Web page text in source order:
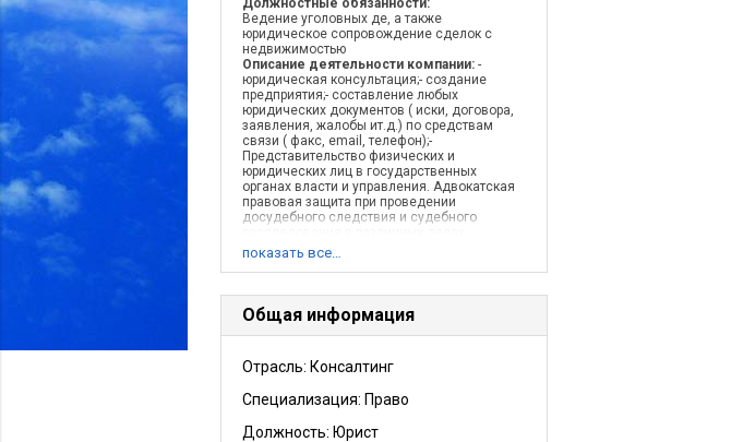
Должностные обязанности:
Ведение уголовных де, а также
юридическое сопровождение сделок с
недвижимостью
Описание деятельности компании: -
юридическая консультация;- создание
предприятия;- составление любых
юридических документов ( иски, договора,
заявления, жалобы ит.д.) по средствам
связи ( факс, email, телефон);-
Представительство физических и
юридических лиц в государственных
органах власти и управления. Адвокатская
правовая защита при проведении
досудебного следствия и судебного
Ведение гражданских, уголовных,
материального ущерба по вышеуказанным
делам;
показать все…
Общая информация
Отрасль: Консалтинг
Специализация: Право
Должность: Юрист